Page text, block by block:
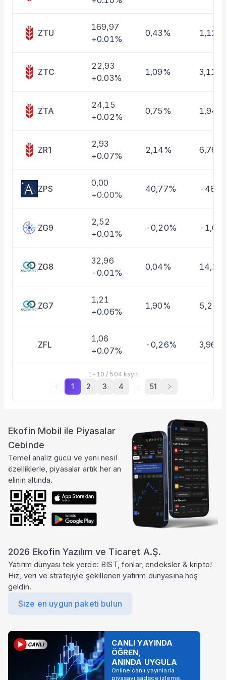
ZTU
169,97
+0.01%
0,43% 1,12%
ZTC
22,93
+0.03%
1,09% 3,11%
ZTA
24,15
+0.02%
0,75% 1,94%
ZR1
2,93
+0.07%
2,14% 6,76%
ZPS
0,00
+0.00%
40,77% -
ZG9
2,52
+0.01%
-0,20% -
ZG8
32,96
-0.01%
0,04%
ZG7
1,21
+0.06%
1,90% 5,27%
ZFL
1,06
+0.07%
-0,26% 3,96%
1 - 10 / 504 kayıt
1 2 3 4 … 51
Ekofin Mobil ile Piyasalar
Cebinde
Temel analiz gücü ve yeni nesil
özelliklerle, piyasalar artık her an
elinin altında.
2026 Ekofin Yazılım ve Ticaret A.Ş.
Yatırım dünyası tek yerde: BIST, fonlar, endeksler & kripto!
Hız, veri ve stratejiyle şekillenen yatırım dünyasına hoş
geldin.
Size en uygun paketi bulun
CANLI YAYINDA
ÖĞREN,
ANINDA UYGULA
Online canlı yayınlarla
piyasayı sadece izleme,